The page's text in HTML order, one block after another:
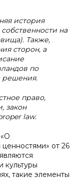
история
на
Также,
сторон, а
по
решения.
право,
закон
law.
от 26
культуры
такие элементы